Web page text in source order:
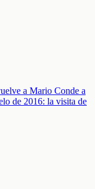
a Mario Conde a
de 2016: la visita de